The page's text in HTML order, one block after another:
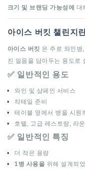
크기 및 브랜딩 가능성에
대
아이스 버킷 챌린지
아이스 버킷 은 주로 와인병
진 얼음을 담아두는 용도로
✅ 일반적인 용도
와인 및 샴페인 서비스
칵테일 준비
테이블 옆에서 병을 시원
호텔, 고급 레스토랑, 라운
✅ 일반적인 특징
더 작은 용량
1병 사용을 위해 설계되